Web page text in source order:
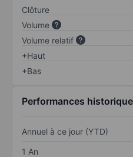
Clôture
Volume
Volume relatif
+Haut
+Bas
Performances
Annuel à ce jour (YTD)
1 An